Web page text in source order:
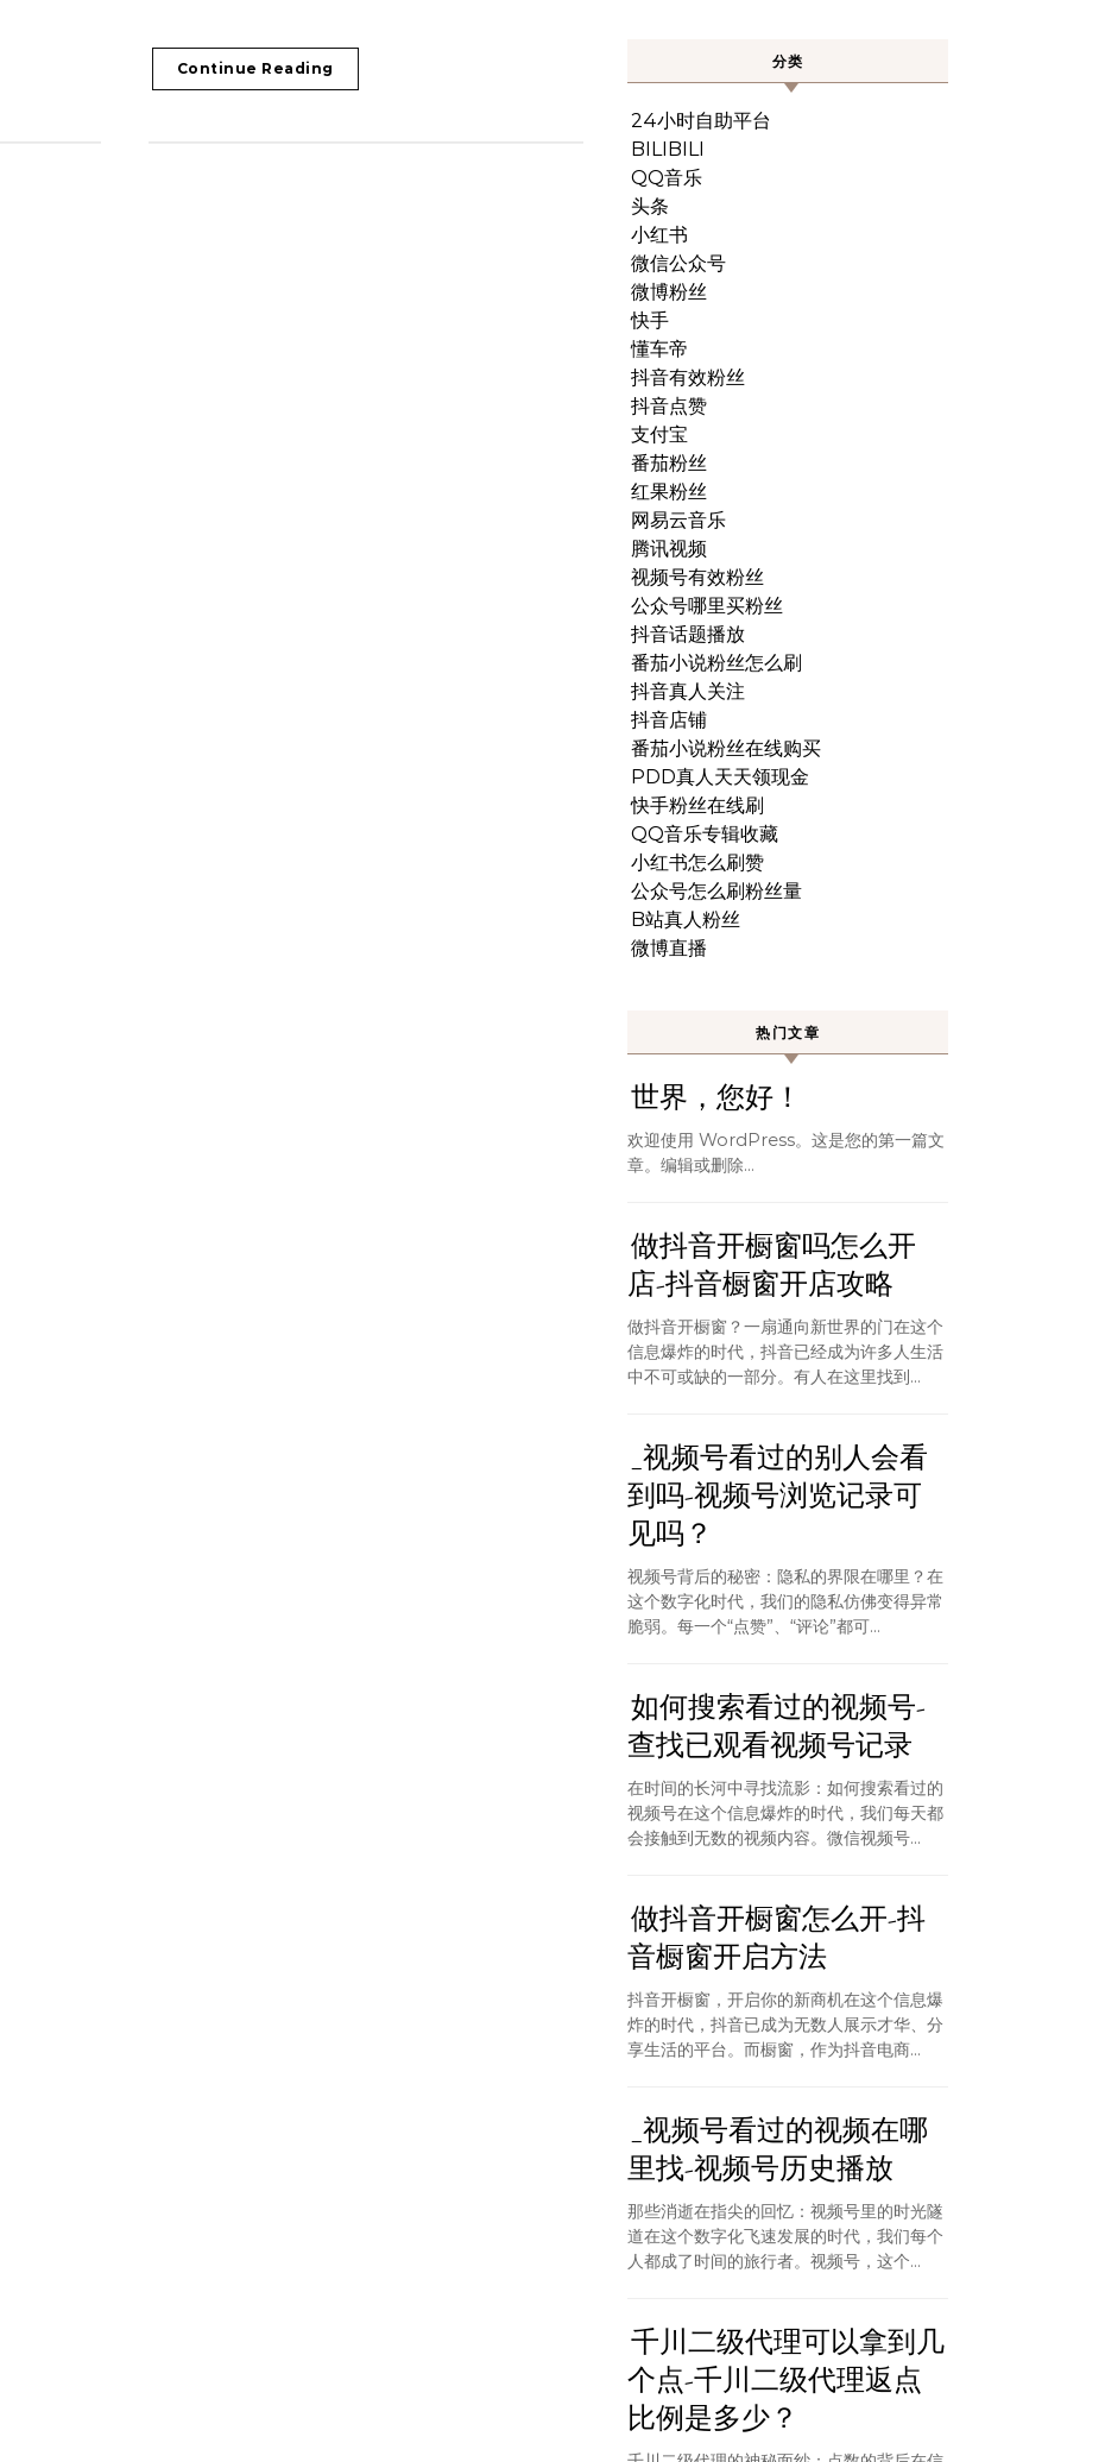
Continue Reading 分类
24小时自助平台
BILIBILI
QQ音乐
头条
小红书
微信公众号
微博粉丝
快手
懂车帝
抖音有效粉丝
抖音点赞
支付宝
番茄粉丝
红果粉丝
网易云音乐
腾讯视频
视频号有效粉丝
公众号哪里买粉丝
抖音话题播放
番茄小说粉丝怎么刷
抖音真人关注
抖音店铺
番茄小说粉丝在线购买
PDD真人天天领现金
快手粉丝在线刷
QQ音乐专辑收藏
小红书怎么刷赞
公众号怎么刷粉丝量
B站真人粉丝
微博直播
热门文章
世界，您好！
欢迎使用 WordPress。这是您的第一篇文
章。编辑或删除…
做抖音开橱窗吗怎么开
店-抖音橱窗开店攻略
做抖音开橱窗？一扇通向新世界的门在这个
信息爆炸的时代，抖音已经成为许多人生活
中不可或缺的一部分。有人在这里找到...
_视频号看过的别人会看
到吗-视频号浏览记录可
见吗？
视频号背后的秘密：隐私的界限在哪里？在
这个数字化时代，我们的隐私仿佛变得异常
脆弱。每一个“点赞”、“评论”都可...
如何搜索看过的视频号-
查找已观看视频号记录
在时间的长河中寻找流影：如何搜索看过的
视频号在这个信息爆炸的时代，我们每天都
会接触到无数的视频内容。微信视频号...
做抖音开橱窗怎么开-抖
音橱窗开启方法
抖音开橱窗，开启你的新商机在这个信息爆
炸的时代，抖音已成为无数人展示才华、分
享生活的平台。而橱窗，作为抖音电商...
_视频号看过的视频在哪
里找-视频号历史播放
那些消逝在指尖的回忆：视频号里的时光隧
道在这个数字化飞速发展的时代，我们每个
人都成了时间的旅行者。视频号，这个...
千川二级代理可以拿到几
个点-千川二级代理返点
比例是多少？